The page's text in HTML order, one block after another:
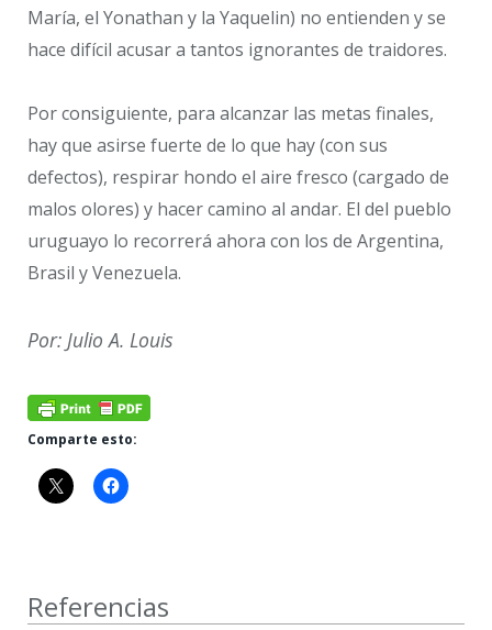
María, el Yonathan y la Yaquelin) no entienden y se
hace difícil acusar a tantos ignorantes de traidores.
Por consiguiente, para alcanzar las metas finales,
hay que asirse fuerte de lo que hay (con sus
defectos), respirar hondo el aire fresco (cargado de
malos olores) y hacer camino al andar. El del pueblo
uruguayo lo recorrerá ahora con los de Argentina,
Brasil y Venezuela.
Por: Julio A. Louis
Comparte esto:
Referencias